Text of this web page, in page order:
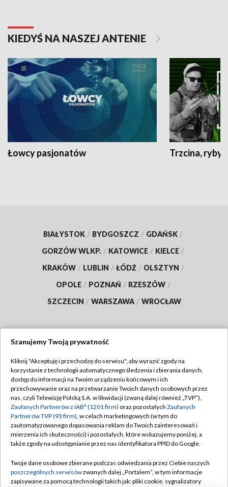
KIEDYŚ NA NASZEJ ANTENIE
Łowcy pasjonatów Trzcina, ryby
BIAŁYSTOK / BYDGOSZCZ / GDAŃSK /
GORZÓW WLKP. / KATOWICE / KIELCE /
KRAKÓW / LUBLIN / ŁÓDŹ / OLSZTYN /
OPOLE / POZNAŃ / RZESZÓW /
SZCZECIN / WARSZAWA / WROCŁAW
TVP
Abonament TVP
Emisja w TVP
Centrum informacji TVP
Naziemna Telewizja Cyfrowa
Rada Programowa
Regulamin TVP
Polityka prywatności
Moje zgody
Pomoc
Kontakt
Szanujemy Twoją prywatność
Kliknij "Akceptuję i przechodzę do serwisu", aby wyrazić zgody na
korzystanie z technologii automatycznego śledzenia i zbierania danych,
dostęp do informacji na Twoim urządzeniu końcowym i ich
przechowywanie oraz na przetwarzanie Twoich danych osobowych przez
nas, czyli Telewizję Polską S.A. w likwidacji (zwaną dalej również „TVP”),
Zaufanych Partnerów z IAB* (1201 firm) oraz pozostałych Zaufanych
Partnerów TVP (93 firm), w celach marketingowych (w tym do
zautomatyzowanego dopasowania reklam do Twoich zainteresowań i
mierzenia ich skuteczności) i pozostałych, które wskazujemy poniżej, a
także zgody na udostępnianie przez nas identyfikatora PPID do Google.
Twoje dane osobowe zbierane podczas odwiedzania przez Ciebie naszych
poszczególnych serwisówzwanych dalej „Portalem”, w tym informacje
zapisywane za pomocą technologii takich jak: pliki cookie, sygnalizatory